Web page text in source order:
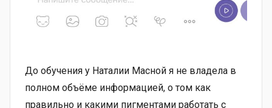
До обучения у Наталии Масной я не владела в
полном объёме информацией, о том как
правильно и какими пигментами работать с